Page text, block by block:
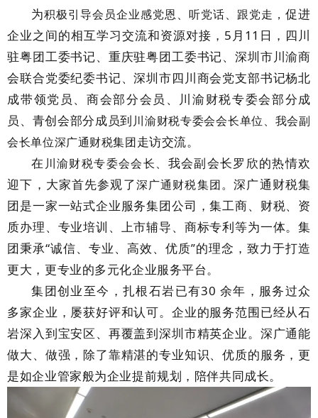
为积极引导会员企业感党恩、听党话、跟党走，促进
企业之间的相互学习交流和资源对接，5月11日，四川
驻粤团工委书记、重庆驻粤团工委书记、深圳市川渝商
会联合党委纪委书记、深圳市四川商会党支部书记杨北
成带领党员、商会部分会员、川渝财税专委会部分成
员、青创会部分成员到川渝财税专委会会长单位、我会副
会长单位深广通财税集团走访交流。
在 川渝财税专委会会长、 我会副会长罗欣的热情欢
迎下，大家首先参观了深广通财税集团。深广通财税集
团是一家一站式企业服务集团公司，集工商、财税、资
质办理、专业培训、上市辅导、商标专利等为一体。集
团秉承“诚信、专业、高效、优质”的理念，致力于打造
更大，更专业的多元化企业服务平台。
集团创业至今，扎根石岩已有30 余年，服务过众
多家企业，屡获好评和认可。企业的服务范围已经从石
岩深入到宝安区、再覆盖到深圳市精英企业。 深广通能
做大、做强，除了靠精湛的专业知识、优质的服务，更
是如企业管家般为企业提前规划，陪伴共同成长。